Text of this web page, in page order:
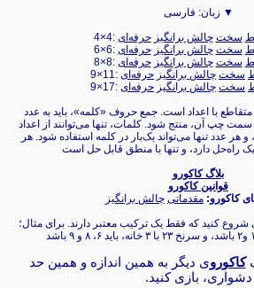
زبان: فارسی ▼
4×4:
سخت چالش برانگیز حرفه‌ای
6×6:
سخت چالش برانگیز حرفه‌ای
8×8:
سخت چالش برانگیز حرفه‌ای
9×11:
سخت چالش برانگیز حرفه‌ای
9×17:
سخت چالش برانگیز حرفه‌ای
با اعداد است. جمع حروف «کلمه»، باید به عدد
سمت چپ آن، منتج شود. کلمات، تنها می‌توانند از اعداد
بلاگ کاکورو
قوانین کاکورو
کاکورو: مقدماتی چالش برانگیز
شروع کنید که فقط یک ترکیب معتبر دارند. برای مثال؛
کاکوروی دیگر به همین اندازه و همین حد
دشواری، بازی کنید.‏